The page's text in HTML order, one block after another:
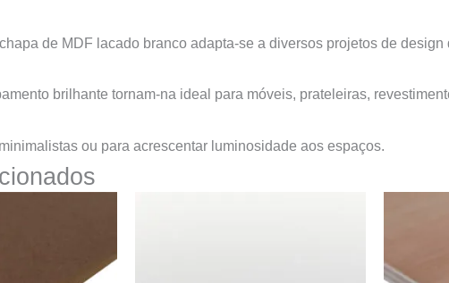
de MDF lacado branco adapta-se a diversos projetos de design
brilhante tornam-na ideal para móveis, prateleiras,
ou para acrescentar luminosidade aos espaços.